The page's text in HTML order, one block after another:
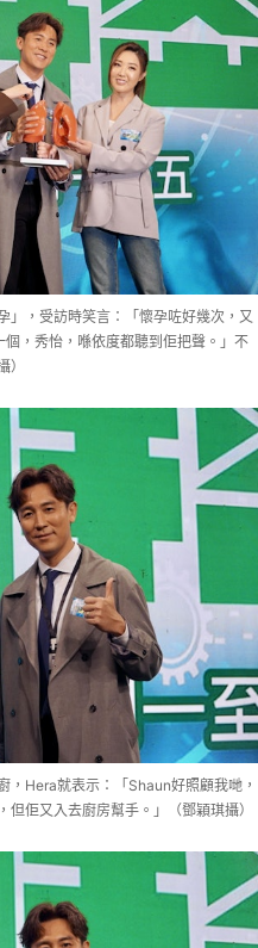
」，受訪時笑言：「懷孕咗好幾次，又
，秀怡，喺依度都聽到佢把聲。」不
Hera就表示：「Shaun好照顧我哋，
佢又入去廚房幫手。」（鄧穎琪攝）